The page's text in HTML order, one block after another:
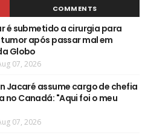
COMMENTS
é submetido a cirurgia para
após passar mal em
Globo
07, 2026
Jacaré assume cargo de chefia
no Canadá: "Aqui foi o meu
07, 2026